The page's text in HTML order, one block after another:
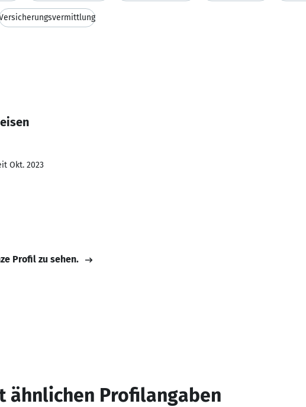
Okt. 2023
Profil zu sehen.
ähnlichen Profilangaben